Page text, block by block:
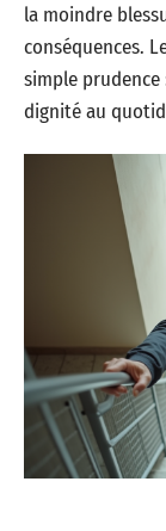
la moindre
conséquences.
simple
dignité au